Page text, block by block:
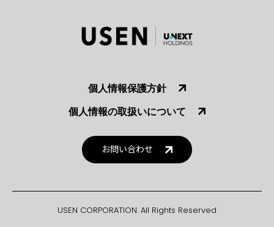
個人情報保護方針
個人情報の取扱いについて
お問い合わせ
USEN CORPORATION. All Rights Reserved